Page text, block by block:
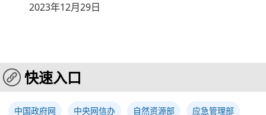
2023年12月29日
快速入口
中国政府网 中央网信办 自然资源部 应急管理部